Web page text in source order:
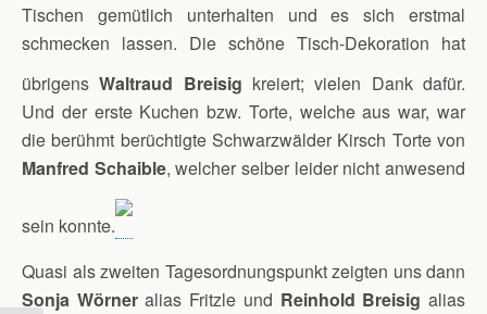
Tischen gemütlich unterhalten und es sich erstmal
schmecken lassen. Die schöne Tisch-Dekoration hat
übrigensWaltraud Breisig kreiert;vielen Dank dafür.
Und der erste Kuchen bzw. Torte, welche aus war, war
die berühmt berüchtigte Schwarzwälder Kirsch Torte von
Manfred Schaible, welcher selber leider nicht anwesend
sein konnte.
Quasi als zweiten Tagesordnungspunkt zeigten uns dann
Sonja Wörneralias Fritzle und Reinhold Breisig alias